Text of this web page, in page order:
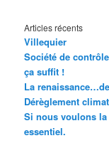
Articles récents
Villequier
Société de
ça suffit !
La
Dérèglement
Si nous voulons
essentiel.